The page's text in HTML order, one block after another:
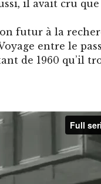
il avait cru que
futur à la
entre le
de 1960 qu’il